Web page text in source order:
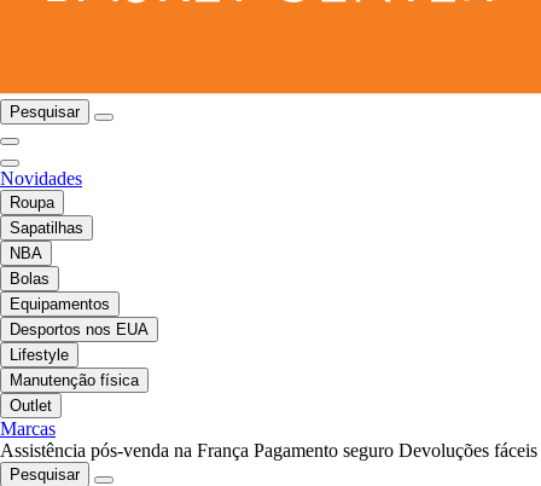
Pesquisar
Novidades
Roupa
Sapatilhas
NBA
Bolas
Equipamentos
Desportos nos EUA
Lifestyle
Manutenção física
Outlet
Marcas
Assistência pós-venda na França Pagamento seguro Devoluções fáceis
Pesquisar